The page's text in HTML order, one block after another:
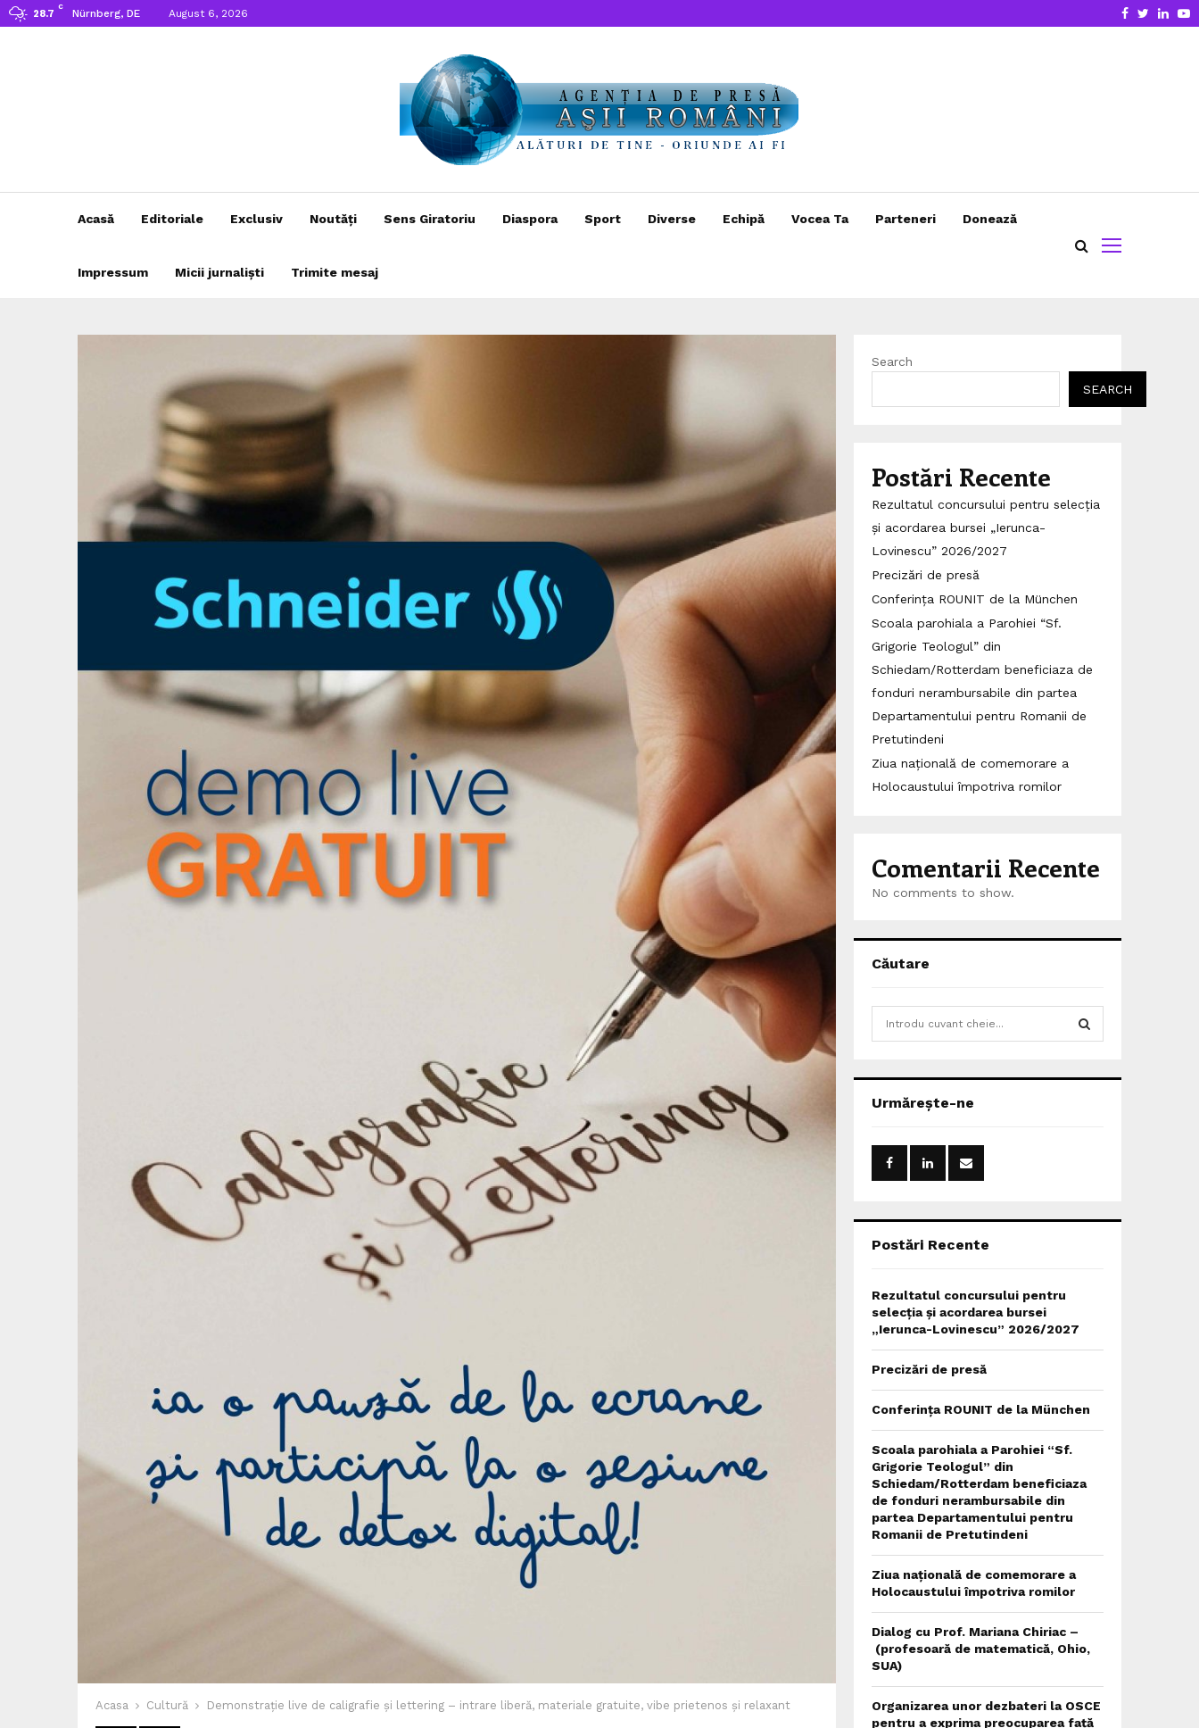
28.7
C
Nürnberg, DE August 6, 2026 Facebook
Twitter
Acasă Editoriale Exclusiv Noutăți Sens Giratoriu Diaspora Sport Diverse Echipă Vocea Ta Parteneri Donează
Impressum Micii jurnaliști Trimite mesaj
Acasa Cultură Demonstrație live de caligrafie și lettering – intrare liberă, materiale gratuite, vibe prietenos și relaxant
Search
SEARCH
Postări Recente
Rezultatul concursului pentru selecția
și acordarea bursei „Ierunca-
Lovinescu” 2026/2027
Precizări de presă
Conferința ROUNIT de la München
Scoala parohiala a Parohiei “Sf.
Grigorie Teologul” din
Schiedam/Rotterdam beneficiaza de
fonduri nerambursabile din partea
Departamentului pentru Romanii de
Pretutindeni
Ziua națională de comemorare a
Holocaustului împotriva romilor
Comentarii Recente
No comments to show.
Căutare
h
o
:
Urmărește-ne
Postări Recente
Rezultatul concursului pentru
selecția și acordarea bursei
„Ierunca-Lovinescu” 2026/2027
Precizări de presă
Conferința ROUNIT de la München
Scoala parohiala a Parohiei “Sf.
Grigorie Teologul” din
Schiedam/Rotterdam beneficiaza
de fonduri nerambursabile din
partea Departamentului pentru
Romanii de Pretutindeni
Ziua națională de comemorare a
Holocaustului împotriva romilor
Dialog cu Prof. Mariana Chiriac –
(profesoară de matematică, Ohio,
SUA)
Organizarea unor dezbateri la OSCE
pentru a exprima preocuparea față